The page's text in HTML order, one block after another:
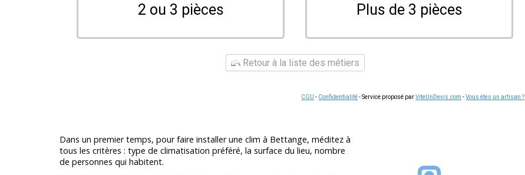
2 ou 3 pièces Plus de 3 pièces
Retour à la liste des métiers
CGU - Confidentialité- Service proposé parViteUnDevis.com -Vous êtes un artisan ?
Dans un premier temps, pour faire installer une clim à Bettange, méditez à
tous les critères : type de climatisation préféré, la surface du lieu, nombre
de personnes qui habitent.